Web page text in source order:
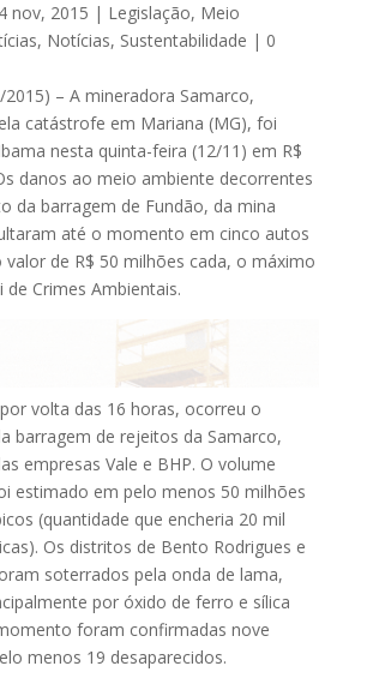
nov, 2015 | Legislação, Meio
, Notícias, Sustentabilidade | 0
2015) – A mineradora Samarco,
catástrofe em Mariana (MG), foi
nesta quinta-feira (12/11) em R$
danos ao meio ambiente decorrentes
da barragem de Fundão, da mina
até o momento em cinco autos
valor de R$ 50 milhões cada, o máximo
de Crimes Ambientais.
volta das 16 horas, ocorreu o
barragem de rejeitos da Samarco,
empresas Vale e BHP. O volume
estimado em pelo menos 50 milhões
(quantidade que encheria 20 mil
Os distritos de Bento Rodrigues e
soterrados pela onda de lama,
por óxido de ferro e sílica
foram confirmadas nove
menos 19 desaparecidos.